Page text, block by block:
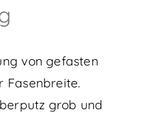
von gefasten
Fasenbreite.
grob und